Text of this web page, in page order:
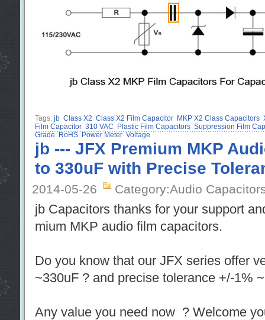
Tags: jb Class X2 Class X2 Film Capacitor MKP X2 Class Capacitors
Film Capacitor 310 VAC Plastic Film Capacitors Suppression Film
Grade
RoHS Power Meter Voltage
jb --- JFX Premium MKP
to 330uF with Precise
2014-05-26 Category:Audio
jb Capacitors thanks for your support
mium MKP audio film capacitors.
Do you know that our JFX series offer
~330uF ? and precise tolerance +/-1%
Any value you need now ? Welcome